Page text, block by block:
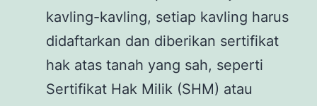
kavling-kavling, setiap kavling harus
didaftarkan dan diberikan sertifikat
hak atas tanah yang sah, seperti
Sertifikat Hak Milik (SHM) atau